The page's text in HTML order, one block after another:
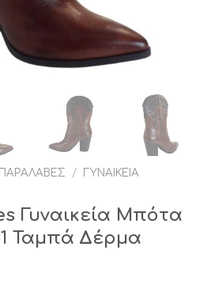
/
ΓΥΝΑΙΚΕΊΑ
Γυναικεία Μπότα
Ταμπά Δέρμα